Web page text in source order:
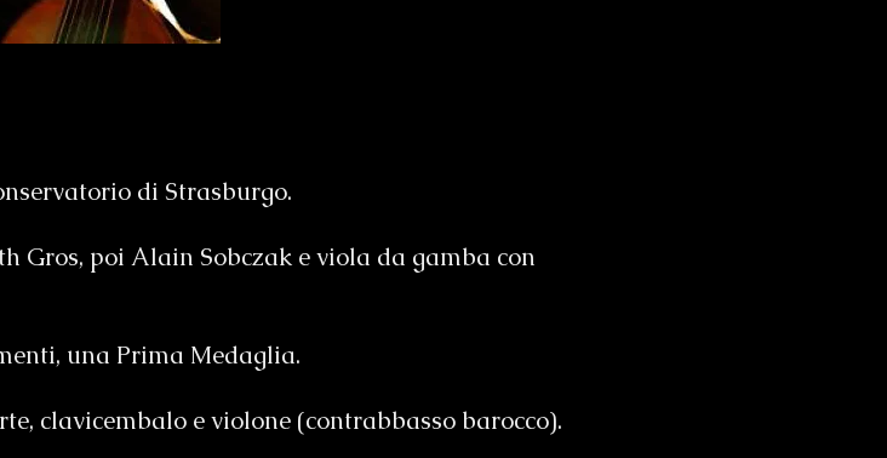
di Strasburgo.
Gros, poi Alain Sobczak e viola da gamba con
una Prima Medaglia.
clavicembalo e violone (contrabbasso barocco).